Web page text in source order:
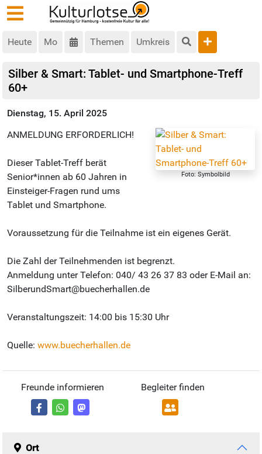
Heute Mo Themen Umkreis
Silber & Smart: Tablet- und Smartphone-Treff
60+
Dienstag, 15. April 2025
Foto: Symbolbild
ANMELDUNG ERFORDERLICH!
Dieser Tablet-Treff berät
Senior*innen ab 60 Jahren in
Einsteiger-Fragen rund ums
Tablet und Smartphone.
Voraussetzung für die Teilnahme ist ein eigenes Gerät.
Die Zahl der Teilnehmenden ist begrenzt.
Anmeldung unter Telefon: 040/ 43 26 37 83 oder E-Mail an:
SilberundSmart@buecherhallen.de
Veranstaltungszeit: 14:00 bis 15:30 Uhr
Quelle: www.buecherhallen.de
Freunde informieren Begleiter finden
Ort